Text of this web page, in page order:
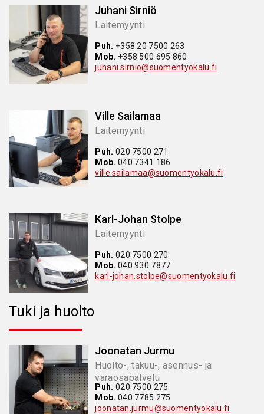
Juhani Sirniö
Laitemyynti
Puh. +358 20 7500 263
Mob. +358 500 695 860
juhani.sirnio@suomentyokalu.fi
Ville Sailamaa
Laitemyynti
Puh. 020 7500 271
Mob. 040 7341 186
ville.sailamaa@suomentyokalu.fi
Karl-Johan Stolpe
Laitemyynti
Puh. 020 7500 270
Mob. 040 930 7877
karl-johan.stolpe@suomentyokalu.fi
Tuki ja huolto
Joonatan Jurmu
Huolto-, takuu-, asennus- ja
varaosapalvelu
Puh. 020 7500 275
Mob. 040 7785 275
joonatan.jurmu@suomentyokalu.fi